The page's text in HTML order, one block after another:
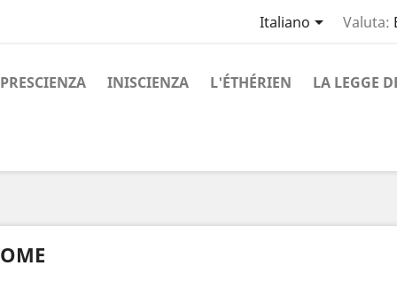
Italiano Valuta:
PRESCIENZA INISCIENZA L'ÉTHÉRIEN LA LEGGE